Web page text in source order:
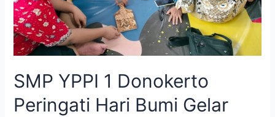
SMP YPPI 1 Donokerto
Peringati Hari Bumi Gelar